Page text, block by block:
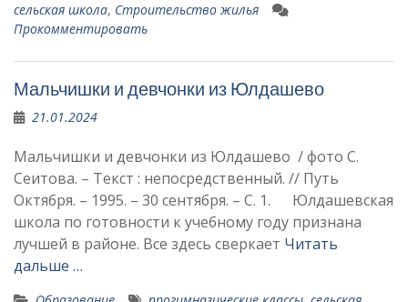
сельская школа, Строительство жилья
Прокомментировать
Мальчишки и девчонки из Юлдашево
21.01.2024
Мальчишки и девчонки из Юлдашево / фото С.
Сеитова. – Текст : непосредственный. // Путь
Октября. – 1995. – 30 сентября. – С. 1. Юлдашевская
школа по готовности к учебному году признана
лучшей в районе. Все здесь сверкает Читать
дальше …